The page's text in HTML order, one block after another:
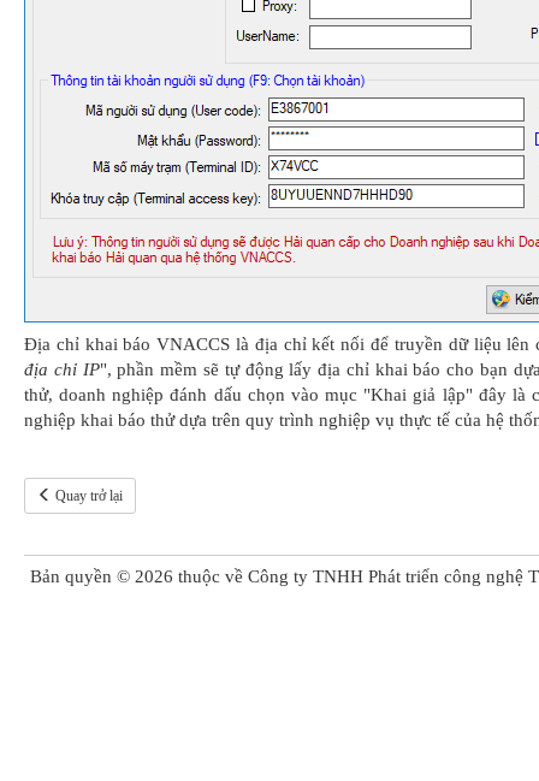
Địa chỉ khai báo VNACCS là địa chỉ kết nối để truyền dữ liệu
địa chỉ IP", phần mềm sẽ tự động lấy địa chỉ khai báo cho bạn
thử, doanh nghiệp đánh dấu chọn vào mục "Khai giả lập" đây là
nghiệp khai báo thử dựa trên quy trình nghiệp vụ thực tế của hệ
Quay trở lại
Bản quyền © 2026 thuộc về Công ty TNHH Phát triển công nghệ